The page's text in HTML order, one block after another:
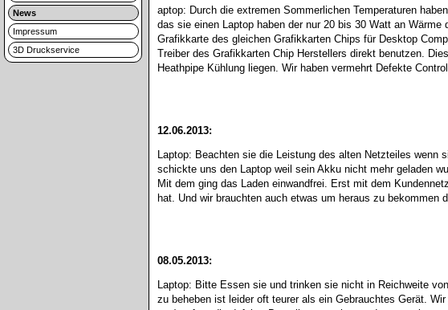
News
Impressum
3D Druckservice
aptop: Durch die extremen Sommerlichen Temperaturen
das sie einen Laptop haben der nur 20 bis 30 Watt an
Grafikkarte des gleichen Grafikkarten Chips für Desktop
Treiber des Grafikkarten Chip Herstellers direkt benutzen.
Heathpipe Kühlung liegen. Wir haben vermehrt Defekte
12.06.2013:
Laptop: Beachten sie die Leistung des alten Netzteiles
schickte uns den Laptop weil sein Akku nicht mehr geladen
Mit dem ging das Laden einwandfrei. Erst mit dem
hat. Und wir brauchten auch etwas um heraus zu
08.05.2013:
Laptop: Bitte Essen sie und trinken sie nicht in Reichweite
zu beheben ist leider oft teurer als ein Gebrauchtes Gerät.